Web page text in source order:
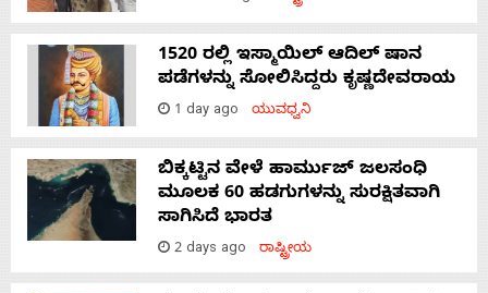
1520 ರಲ್ಲಿ ಇಸ್ಮಾಯಿಲ್ ಆದಿಲ್ ಷಾನ
ಪಡೆಗಳನ್ನು ಸೋಲಿಸಿದ್ದರು ಕೃಷ್ಣದೇವರಾಯ
1 day ago ಯುವಧ್ವನಿ
ಬಿಕ್ಕಟ್ಟಿನ ವೇಳೆ ಹಾರ್ಮುಜ್ ಜಲಸಂಧಿ
ಮೂಲಕ 60 ಹಡಗುಗಳನ್ನು ಸುರಕ್ಷಿತವಾಗಿ
ಸಾಗಿಸಿದೆ ಭಾರತ
2 days ago ರಾಷ್ಟ್ರೀಯ